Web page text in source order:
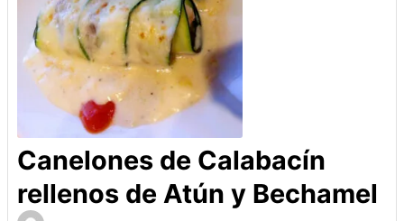
Canelones de Calabacín
rellenos de Atún y Bechamel